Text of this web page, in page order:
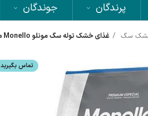
پرندگان جوندگان
سگ غذای خشک توله سگ مونلو Monello مدل پاپی
تماس بگیرید